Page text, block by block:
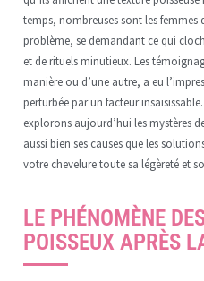
temps, nombreuses sont les femmes
problème, se demandant ce qui
et de rituels minutieux. Les
manière ou d’une autre, a eu
perturbée par un facteur
explorons aujourd’hui les mystères
aussi bien ses causes que les
votre chevelure toute sa légèreté et
LE PHÉNOMÈNE
POISSEUX APRÈS